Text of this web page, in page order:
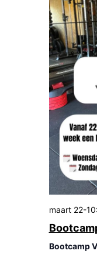
maart 22-
Bootcamp